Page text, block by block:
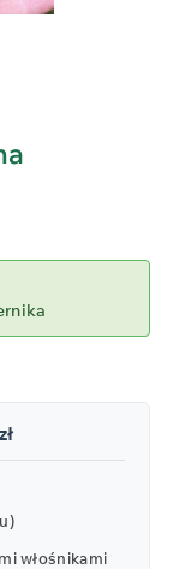
włośnikami